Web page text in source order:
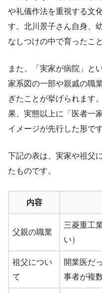
や礼儀作法を重視する文
す。北川景子さん自身、
なしつけの中で育ったこ
また、「実家が病院」と
家系図の一部や親戚の職
ぎたことが挙げられます
果、実態以上に「医者一
イメージが先行した形です
下記の表は、実家や祖父
たものです。
内容
父親の職業
三菱重工
い）
祖父につい
て
開業医だ
事者が複